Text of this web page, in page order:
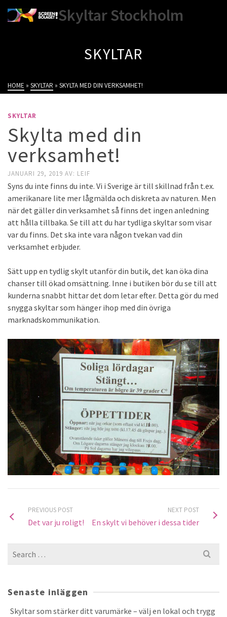
Skyltar Stockholm
SKYLTAR
HOME » SKYLTAR » SKYLTA MED DIN VERKSAMHET!
SKYLTAR
Skylta med din
verksamhet!
JANUARI 29, 2019 AV: LEIF
Syns du inte finns du inte. Vi i Sverige är till skillnad från t.ex.
amerikanare lite mer lågmälda och diskreta av naturen. Men
när det gäller din verksamhet så finns det ingen anledning
att hålla tillbaka. Se till att du har tydliga skyltar som visar
var du finns. Det ska inte vara någon tvekan vad din
verksamhet erbjuder.
Sätt upp en tydlig skylt utanför din butik, det kan öka dina
chanser till ökad omsättning. Inne i butiken bör du se till att
kunderna snabbt hittar det dom letar efter. Detta gör du med
snygga skyltar som hänger ihop med din övriga
marknadskommunikation.
PREVIOUS POST
Det var ju roligt!
NEXT POST
En skylt vi behöver i dessa tider
Search
Senaste inläggen
Skyltar som stärker ditt varumärke – välj en lokal och trygg